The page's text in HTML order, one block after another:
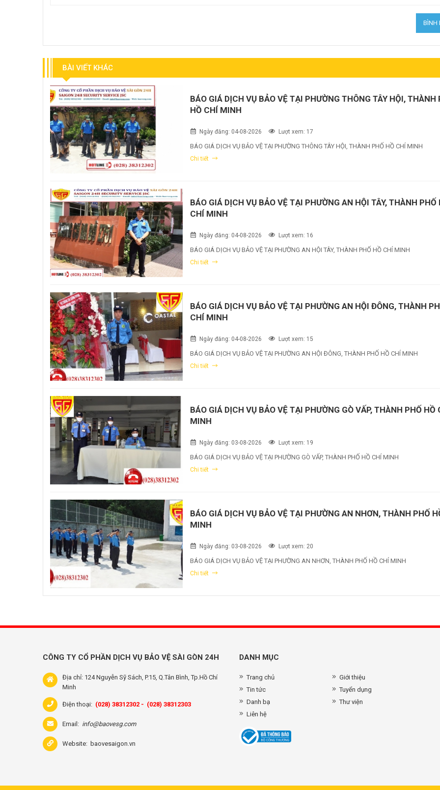
BÀI VIẾT KHÁC
BÁO GIÁ DỊCH VỤ BẢO VỆ TẠI PHƯỜNG THÔNG TÂY HỘI, THÀNH
HỒ CHÍ MINH
Ngày đăng: 04-08-2026 Lượt xem: 17
BÁO GIÁ DỊCH VỤ BẢO VỆ TẠI PHƯỜNG THÔNG TÂY HỘI, THÀNH PHỐ HỒ CHÍ MINH
Chi tiết
BÁO GIÁ DỊCH VỤ BẢO VỆ TẠI PHƯỜNG AN HỘI TÂY, THÀNH PHỐ
CHÍ MINH
Ngày đăng: 04-08-2026 Lượt xem: 16
BÁO GIÁ DỊCH VỤ BẢO VỆ TẠI PHƯỜNG AN HỘI TÂY, THÀNH PHỐ HỒ CHÍ MINH
Chi tiết
BÁO GIÁ DỊCH VỤ BẢO VỆ TẠI PHƯỜNG AN HỘI ĐÔNG, THÀNH
CHÍ MINH
Ngày đăng: 04-08-2026 Lượt xem: 15
BÁO GIÁ DỊCH VỤ BẢO VỆ TẠI PHƯỜNG AN HỘI ĐÔNG, THÀNH PHỐ HỒ CHÍ MINH
Chi tiết
BÁO GIÁ DỊCH VỤ BẢO VỆ TẠI PHƯỜNG GÒ VẤP, THÀNH PHỐ HỒ
MINH
Ngày đăng: 03-08-2026 Lượt xem: 19
BÁO GIÁ DỊCH VỤ BẢO VỆ TẠI PHƯỜNG GÒ VẤP, THÀNH PHỐ HỒ CHÍ MINH
Chi tiết
BÁO GIÁ DỊCH VỤ BẢO VỆ TẠI PHƯỜNG AN NHƠN, THÀNH PHỐ
MINH
Ngày đăng: 03-08-2026 Lượt xem: 20
BÁO GIÁ DỊCH VỤ BẢO VỆ TẠI PHƯỜNG AN NHƠN, THÀNH PHỐ HỒ CHÍ MINH
Chi tiết
CÔNG TY CỔ PHẦN DỊCH VỤ BẢO VỆ SÀI GÒN 24H
Địa chỉ: 124 Nguyễn Sỹ Sách, P.15, Q.Tân Bình, Tp.Hồ Chí
Minh
Điện thoại: (028) 38312302 - (028) 38312303
Email: info@baovesg.com
Website: baovesaigon.vn
DANH MỤC
Trang chủ
Giới thiệu
Tin tức
Tuyển dụng
Danh bạ
Thư viện
Liên hệ